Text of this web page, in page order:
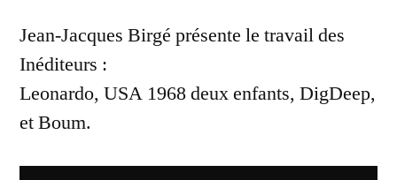
Jean-Jacques Birgé présente le travail des
Inéditeurs :
Leonardo, USA 1968 deux enfants, DigDeep,
et Boum.